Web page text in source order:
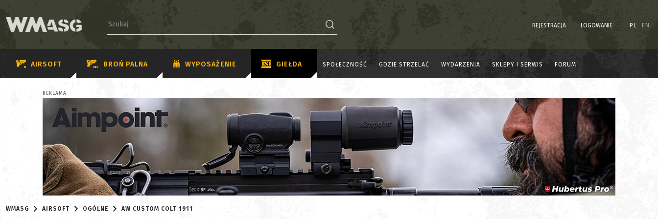
REJESTRACJA LOGOWANIE PL EN
AIRSOFT BROŃ PALNA WYPOSAŻENIE GIEŁDA SPOŁECZNOŚĆ GDZIE STRZELAĆ WYDARZENIA SKLEPY I SERWIS FORUM
REKLAMA
WMASG AIRSOFT OGÓLNE AW CUSTOM COLT 1911